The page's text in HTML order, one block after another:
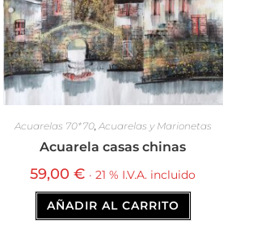
Acuarelas 70*70, Acuarelas y Marionetas
Acuarela casas chinas
59,00€ · 21 % I.V.A. incluido
AÑADIR AL CARRITO